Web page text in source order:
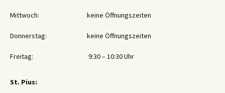
Mittwoch: keine Öffnungszeiten
Donnerstag: keine Öffnungszeiten
Freitag: 9:30 – 10:30 Uhr
St. Pius: